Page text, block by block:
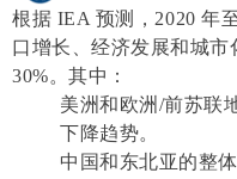
根据 IEA 预测，2020 年
口增长、经济发展和城
30%。其中：
美洲和欧洲/前苏联
下降趋势。
中国和东北亚的整